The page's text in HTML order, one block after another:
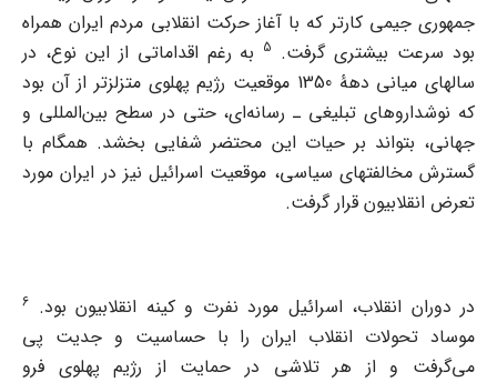
جمهوری جیمی کارتر که با آغاز حرکت انقلابی مردم ایران همراه
بود سرعت بیشتری گرفت. 5 به رغم اقداماتی از این نوع، در
سالهای میانی دهۀ 1350 موقعیت رژیم پهلوی متزلزتر از آن بود
که نوشداروهای تبلیغی ـ رسانه‌ای، حتی در سطح بین‌المللی و
جهانی، بتواند بر حیات این محتضر شفایی بخشد. همگام با
گسترش مخالفتهای سیاسی، موقعیت اسرائیل نیز در ایران مورد
تعرض انقلابیون قرار گرفت.
در دوران انقلاب، اسرائیل مورد نفرت و کینه انقلابیون بود. 6
موساد تحولات انقلاب ایران را با حساسیت و جدیت پی
می‌گرفت و از هر تلاشی در حمایت از رژیم پهلوی فرو